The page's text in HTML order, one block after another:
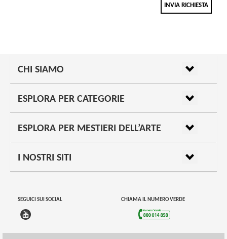
INVIA RICHIESTA
CHI SIAMO
ESPLORA PER CATEGORIE
ESPLORA PER MESTIERI DELL’ARTE
I NOSTRI SITI
SEGUICI SUI SOCIAL CHIAMA IL NUMERO VERDE